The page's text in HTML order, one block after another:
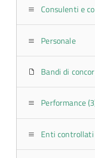
Consulenti e
Personale
Bandi di
Performance
Enti controllati